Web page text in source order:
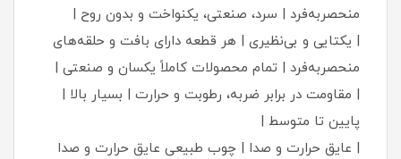
منحصربه‌فرد | سرد، صنعتی، یکنواخت و بدون روح |
| یکتایی و بی‌نظیری | هر قطعه دارای بافت و حلقه‌های
منحصربه‌فرد | تمام محصولات کاملاً یکسان و صنعتی |
| مقاومت در برابر ضربه، رطوبت و حرارت | بسیار بالا |
پایین تا متوسط |
| عایق حرارت و صدا | چوب طبیعی عایق حرارت و صدا